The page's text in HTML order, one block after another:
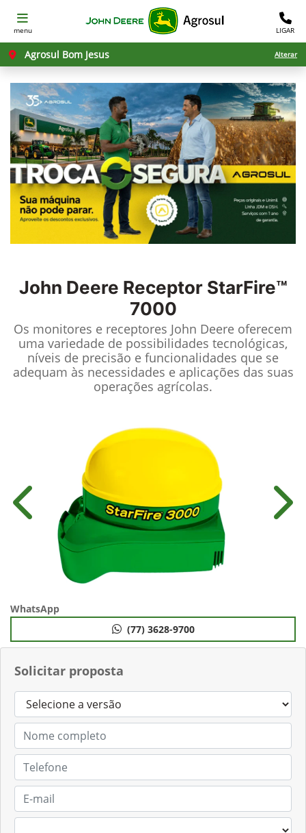
menu LIGAR
Agrosul Bom Jesus Alterar
John Deere Receptor StarFire™
7000
Os monitores e receptores John Deere oferecem
uma variedade de possibilidades tecnológicas,
níveis de precisão e funcionalidades que se
adequam às necessidades e aplicações das suas
operações agrícolas.
Solicitar proposta
Anterior
WhatsApp
(77) 3628-9700